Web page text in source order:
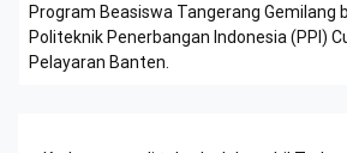
Program Beasiswa Tangerang Gemilang
Politeknik Penerbangan Indonesia (PPI)
Pelayaran Banten.